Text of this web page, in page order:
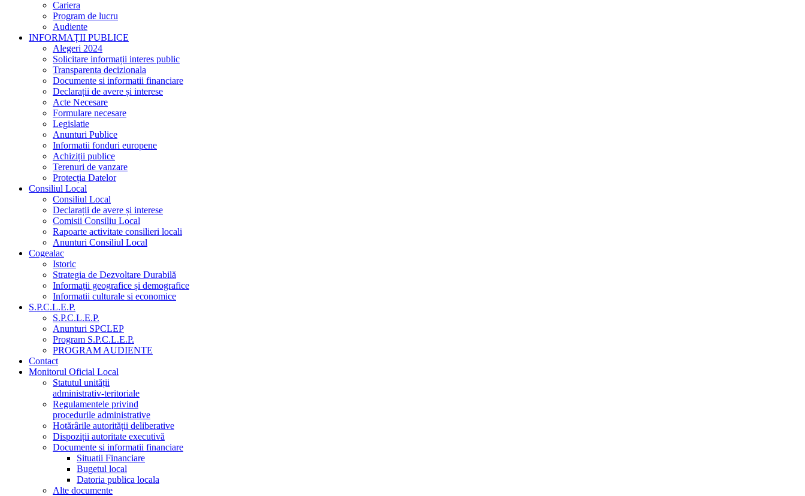
Cariera
Program de lucru
Audiente
INFORMAȚII PUBLICE
Alegeri 2024
Solicitare informații interes public
Transparenta decizionala
Documente si informatii financiare
Declarații de avere și interese
Acte Necesare
Formulare necesare
Legislatie
Anunturi Publice
Informatii fonduri europene
Achiziții publice
Terenuri de vanzare
Protecția Datelor
Consiliul Local
Consiliul Local
Declarații de avere și interese
Comisii Consiliu Local
Rapoarte activitate consilieri locali
Anunturi Consiliul Local
Cogealac
Istoric
Strategia de Dezvoltare Durabilă
Informații geografice și demografice
Informatii culturale si economice
S.P.C.L.E.P.
S.P.C.L.E.P.
Anunturi SPCLEP
Program S.P.C.L.E.P.
PROGRAM AUDIENTE
Contact
Monitorul Oficial Local
Statutul unității
administrativ-teritoriale
Regulamentele privind
procedurile administrative
Hotărârile autorității deliberative
Dispoziții autoritate executivă
Documente si informatii financiare
Situatii Financiare
Bugetul local
Datoria publica locala
Alte documente